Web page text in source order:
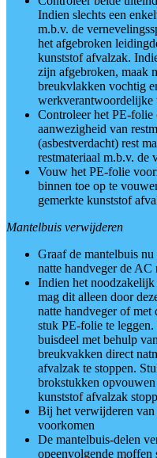
Indien slechts een
m.b.v. de
het afgebroken
kunststof afvalzak.
zijn afgebroken, maak
breukvlakken vochtig
werkverantwoordelijke
Controleer het PE-
aanwezigheid van
(asbestverdacht) rest
restmateriaal m.b.v. de
Vouw het PE-folie
binnen toe op te
gemerkte kunststof
Mantelbuis verwijderen
Graaf de mantelbuis
natte handveger de
Indien het
mag dit alleen door
natte handveger of met
stuk PE-folie te
buisdeel met behulp
breukvakken direct
afvalzak te stoppen.
brokstukken opvouwen
kunststof afvalzak
Bij het verwijderen
voorkomen
De mantelbuis-delen
opeenvolgende